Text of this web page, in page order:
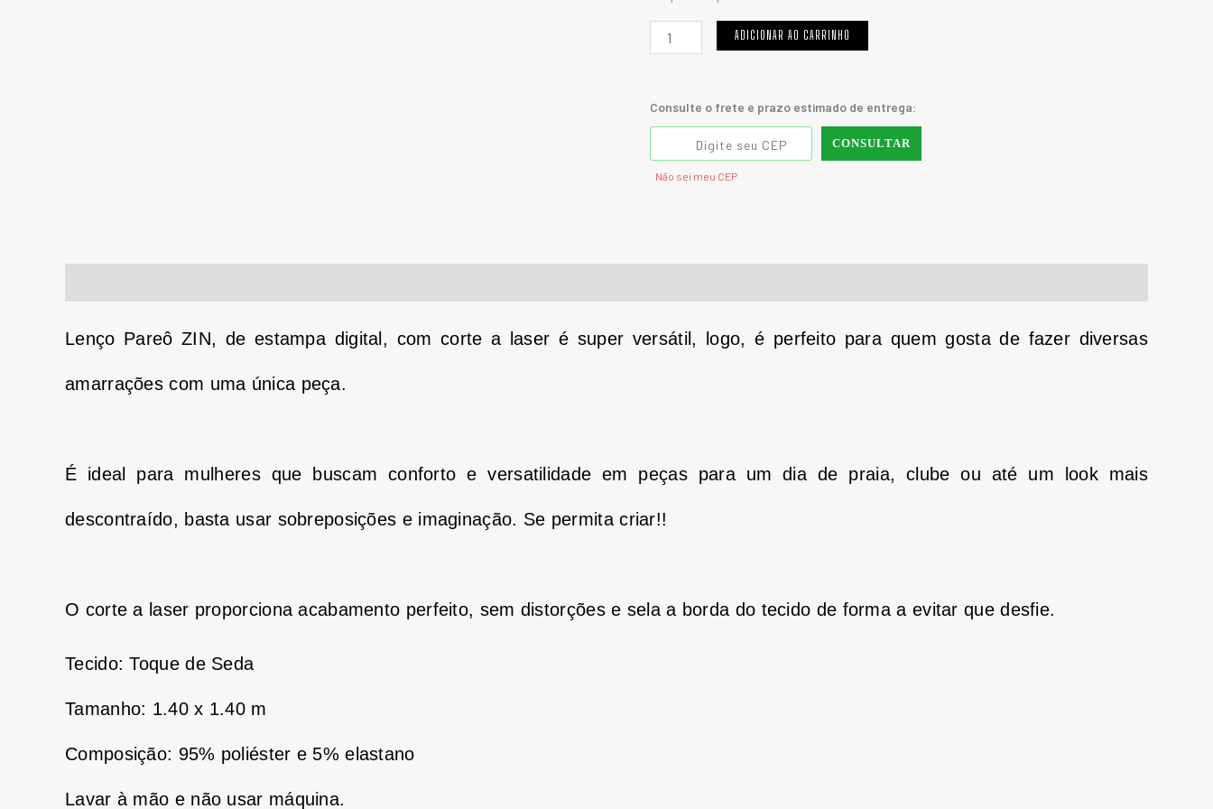
ADICIONAR AO CARRINHO
Consulte o frete e prazo estimado de entrega:
CONSULTAR
Não sei meu CEP
Lenço Pareô ZIN, de estampa digital, com corte a laser é super versátil, logo, é perfeito para quem gosta de fazer diversas
amarrações com uma única peça.
É ideal para mulheres que buscam conforto e versatilidade em peças para um dia de praia, clube ou até um look mais
descontraído, basta usar sobreposições e imaginação. Se permita criar!!
O corte a laser proporciona acabamento perfeito, sem distorções e sela a borda do tecido de forma a evitar que desfie.
Tecido: Toque de Seda
Tamanho: 1.40 x 1.40 m
Composição: 95% poliéster e 5% elastano
Lavar à mão e não usar máquina.